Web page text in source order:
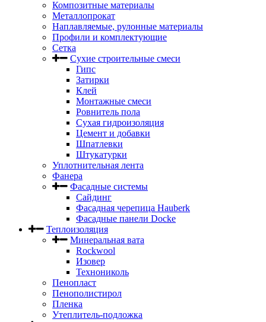
Композитные материалы
Металлопрокат
Наплавляемые, рулонные материалы
Профили и комплектующие
Сетка
Сухие строительные смеси
Гипс
Затирки
Клей
Монтажные смеси
Ровнитель пола
Сухая гидроизоляция
Цемент и добавки
Шпатлевки
Штукатурки
Уплотнительная лента
Фанера
Фасадные системы
Сайдинг
Фасадная черепица Hauberk
Фасадные панели Docke
Теплоизоляция
Минеральная вата
Rockwool
Изовер
Технониколь
Пенопласт
Пенополистирол
Пленка
Утеплитель-подложка